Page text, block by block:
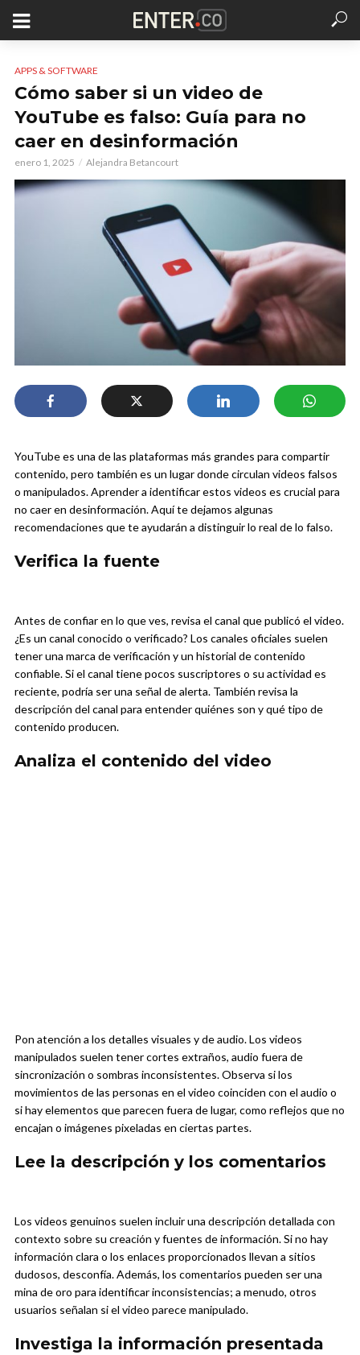
APPS & SOFTWARE
Cómo saber si un video de
YouTube es falso: Guía para no
caer en desinformación
enero 1, 2025 Alejandra Betancourt
YouTube es una de las plataformas más grandes para compartir
contenido, pero también es un lugar donde circulan videos falsos
o manipulados. Aprender a identificar estos videos es crucial para
no caer en desinformación. Aquí te dejamos algunas
recomendaciones que te ayudarán a distinguir lo real de lo falso.
Verifica la fuente
Antes de confiar en lo que ves, revisa el canal que publicó el video.
¿Es un canal conocido o verificado? Los canales oficiales suelen
tener una marca de verificación y un historial de contenido
confiable. Si el canal tiene pocos suscriptores o su actividad es
reciente, podría ser una señal de alerta. También revisa la
descripción del canal para entender quiénes son y qué tipo de
contenido producen.
Analiza el contenido del video
Pon atención a los detalles visuales y de audio. Los videos
manipulados suelen tener cortes extraños, audio fuera de
sincronización o sombras inconsistentes. Observa si los
movimientos de las personas en el video coinciden con el audio o
si hay elementos que parecen fuera de lugar, como reflejos que no
encajan o imágenes pixeladas en ciertas partes.
Lee la descripción y los comentarios
Los videos genuinos suelen incluir una descripción detallada con
contexto sobre su creación y fuentes de información. Si no hay
información clara o los enlaces proporcionados llevan a sitios
dudosos, desconfía. Además, los comentarios pueden ser una
mina de oro para identificar inconsistencias; a menudo, otros
usuarios señalan si el video parece manipulado.
Investiga la información presentada